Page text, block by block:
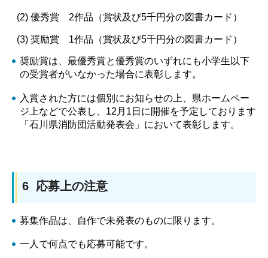
(2) 優秀賞 2作品（賞状及び5千円分の図書カード）
(3) 奨励賞 1作品（賞状及び5千円分の図書カード）
奨励賞は、最優秀賞と優秀賞のいずれにも小学生以下
の受賞者がいなかった場合に表彰します。
入賞された方には個別にお知らせの上、県ホームペー
ジ上などで公表し、12月1日に開催を予定しております
「石川県消防団活動発表会」において表彰します。
6 応募上の注意
募集作品は、自作で未発表のものに限ります。
一人で何点でも応募可能です。